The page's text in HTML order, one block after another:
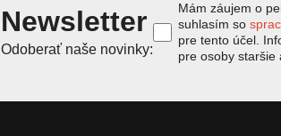
Newsletter
Odoberať naše novinky:
Mám záujem o
suhlasím so
pre tento účel.
pre osoby staršie